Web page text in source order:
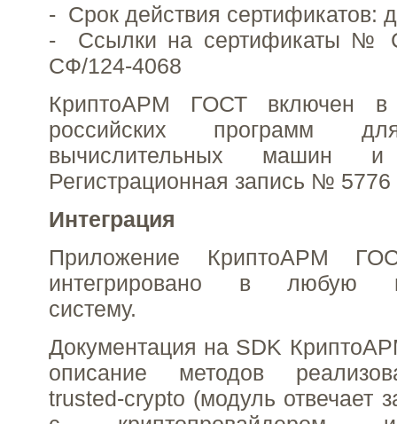
- Срок действия сертификатов:
- Ссылки на сертификаты №
СФ/124-4068
КриптоАРМ ГОСТ включен в
российских программ
вычислительных машин
Регистрационная запись № 5776
Интеграция
Приложение КриптоАРМ
интегрировано в любую
систему.
Документация на SDK
описание методов
trusted-crypto (модуль отвечает